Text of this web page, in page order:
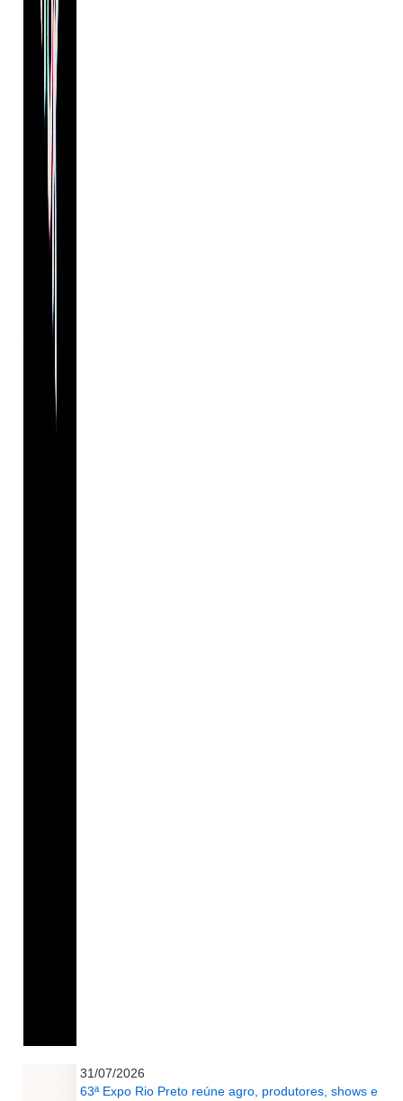
31/07/2026
63ª Expo Rio Preto reúne agro, produtores, shows e